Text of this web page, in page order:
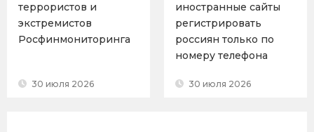
террористов и
экстремистов
Росфинмониторинга
30 июля 2026
иностранные сайты
регистрировать
россиян только по
номеру телефона
30 июля 2026